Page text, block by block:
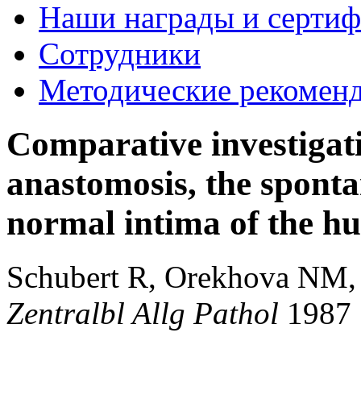
Наши награды и
Сотрудники
Методические
Comparative
anastomosis, the
normal intima of the
Schubert R, Orekhova
Zentralbl Allg Pathol 1987